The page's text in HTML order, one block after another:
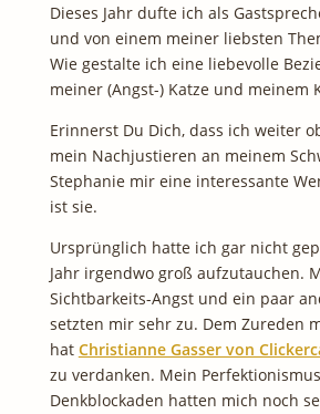
Dieses Jahr dufte ich als
und von einem meiner liebsten
Wie gestalte ich eine liebevolle
meiner (Angst-) Katze und meinem
Erinnerst Du Dich, dass ich weiter
mein Nachjustieren an meinem
Stephanie mir eine interessante
ist sie.
Ursprünglich hatte ich gar nicht
Jahr irgendwo groß aufzutauchen.
Sichtbarkeits-Angst und ein paar
setzten mir sehr zu. Dem Zureden
hat Christianne Gasser von
zu verdanken. Mein
Denkblockaden hatten mich noch